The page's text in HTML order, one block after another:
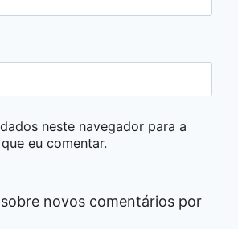
neste navegador para a
eu comentar.
novos comentários por